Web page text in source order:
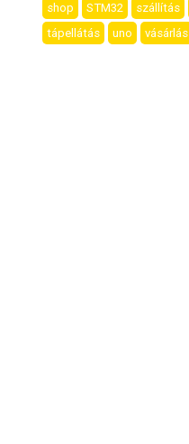
shop
STM32 szállítás
tápellátás
uno vásárlás